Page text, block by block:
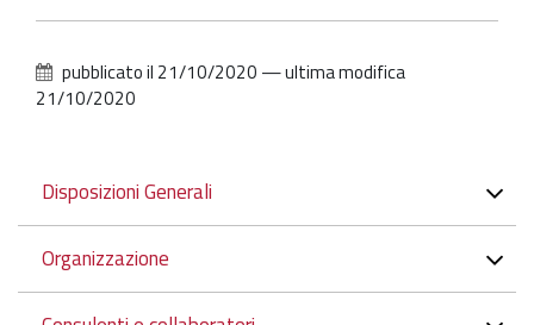
pubblicato il 21/10/2020 —ultima modifica
21/10/2020
Navigazione
Disposizioni Generali
Organizzazione